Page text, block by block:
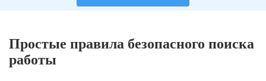
Простые правила безопасного поиска
работы